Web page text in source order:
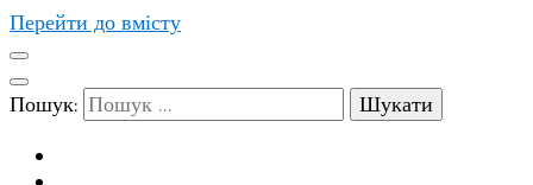
Перейти до вмісту
Пошук: